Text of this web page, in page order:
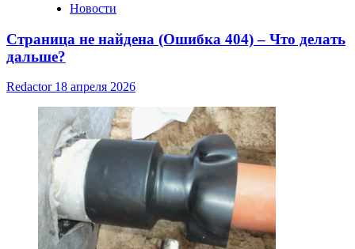
Новости
Страница не найдена (Ошибка 404) – Что делать
дальше?
Redactor 18 апреля 2026